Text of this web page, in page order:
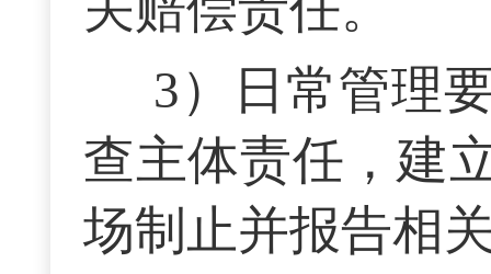
3）日常管理
查主体责任，建
场制止并报告相